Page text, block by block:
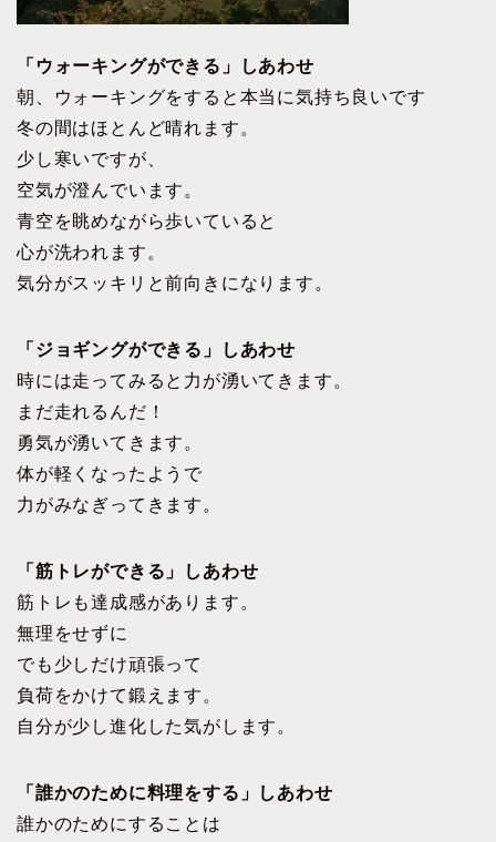
「ウォーキングができる」しあわせ
朝、ウォーキングをすると本当に気持ち良いです
冬の間はほとんど晴れます。
少し寒いですが、
空気が澄んでいます。
青空を眺めながら歩いていると
心が洗われます。
気分がスッキリと前向きになります。
「ジョギングができる」しあわせ
時には走ってみると力が湧いてきます。
まだ走れるんだ！
勇気が湧いてきます。
体が軽くなったようで
力がみなぎってきます。
「筋トレができる」しあわせ
筋トレも達成感があります。
無理をせずに
でも少しだけ頑張って
負荷をかけて鍛えます。
自分が少し進化した気がします。
「誰かのために料理をする」しあわせ
誰かのためにすることは